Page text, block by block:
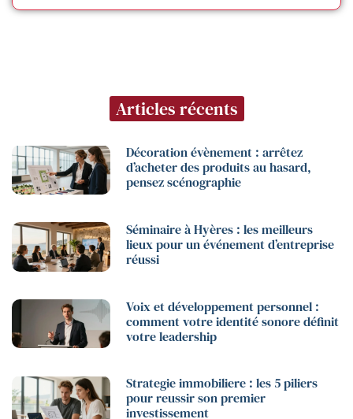
Articles récents
Décoration évènement : arrêtez
d’acheter des produits au hasard,
pensez scénographie
Séminaire à Hyères : les meilleurs
lieux pour un événement d’entreprise
réussi
Voix et développement personnel :
comment votre identité sonore définit
votre leadership
Strategie immobiliere : les 5 piliers
pour reussir son premier
investissement